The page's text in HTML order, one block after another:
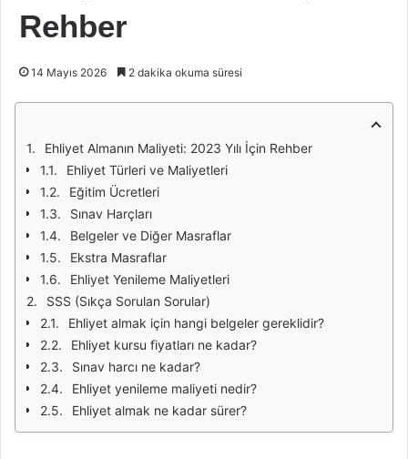
Rehber
14 Mayıs 2026 2 dakika okuma süresi
Ehliyet Almanın Maliyeti: 2023 Yılı İçin Rehber
Ehliyet Türleri ve Maliyetleri
Eğitim Ücretleri
Sınav Harçları
Belgeler ve Diğer Masraflar
Ekstra Masraflar
Ehliyet Yenileme Maliyetleri
SSS (Sıkça Sorulan Sorular)
Ehliyet almak için hangi belgeler gereklidir?
Ehliyet kursu fiyatları ne kadar?
Sınav harcı ne kadar?
Ehliyet yenileme maliyeti nedir?
Ehliyet almak ne kadar sürer?